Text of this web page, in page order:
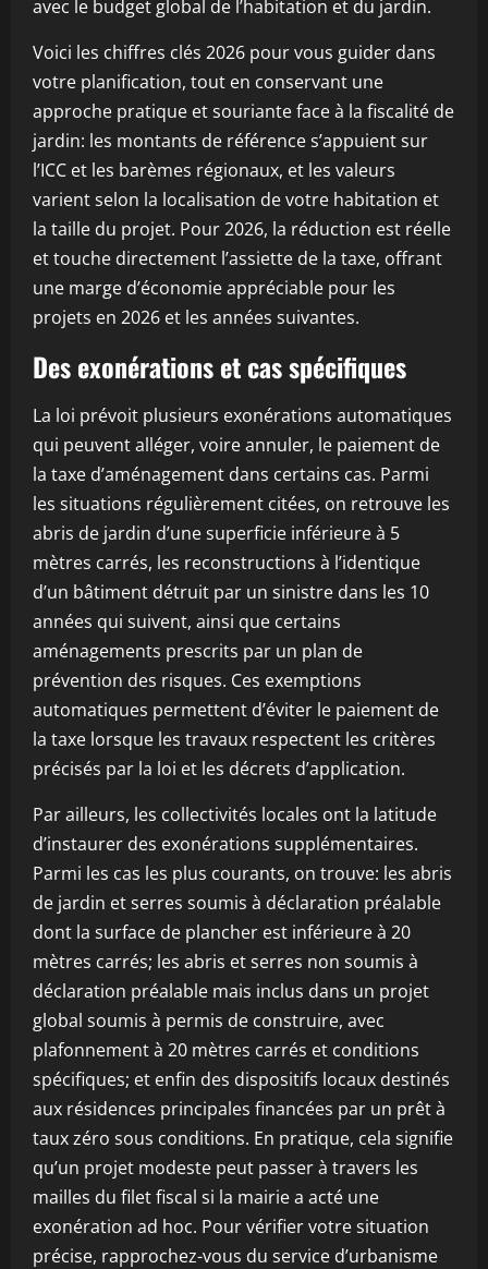
avec le budget global de l’habitation et du jardin.
Voici les chiffres clés 2026 pour vous guider dans
votre planification, tout en conservant une
approche pratique et souriante face à la fiscalité de
jardin: les montants de référence s’appuient sur
l’ICC et les barèmes régionaux, et les valeurs
varient selon la localisation de votre habitation et
la taille du projet. Pour 2026, la réduction est réelle
et touche directement l’assiette de la taxe, offrant
une marge d’économie appréciable pour les
projets en 2026 et les années suivantes.
Des exonérations et cas spécifiques
La loi prévoit plusieurs exonérations automatiques
qui peuvent alléger, voire annuler, le paiement de
la taxe d’aménagement dans certains cas. Parmi
les situations régulièrement citées, on retrouve les
abris de jardin d’une superficie inférieure à 5
mètres carrés, les reconstructions à l’identique
d’un bâtiment détruit par un sinistre dans les 10
années qui suivent, ainsi que certains
aménagements prescrits par un plan de
prévention des risques. Ces exemptions
automatiques permettent d’éviter le paiement de
la taxe lorsque les travaux respectent les critères
précisés par la loi et les décrets d’application.
Par ailleurs, les collectivités locales ont la latitude
d’instaurer des exonérations supplémentaires.
Parmi les cas les plus courants, on trouve: les abris
de jardin et serres soumis à déclaration préalable
dont la surface de plancher est inférieure à 20
mètres carrés; les abris et serres non soumis à
déclaration préalable mais inclus dans un projet
global soumis à permis de construire, avec
plafonnement à 20 mètres carrés et conditions
spécifiques; et enfin des dispositifs locaux destinés
aux résidences principales financées par un prêt à
taux zéro sous conditions. En pratique, cela signifie
qu’un projet modeste peut passer à travers les
mailles du filet fiscal si la mairie a acté une
exonération ad hoc. Pour vérifier votre situation
précise, rapprochez-vous du service d’urbanisme